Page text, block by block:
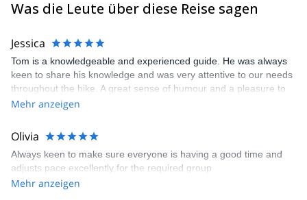
Was die Leute über diese Reise sagen
Jessica
Tom is a knowledgeable and experienced guide. He was always
keen to share his knowledge and was very attentive to our needs
throughout the hike. A great sense of humour and a pleasure to
be with, we laughed with &amp; at him throughout!
Mehr anzeigen
Olivia
Always keen to make sure everyone is having a good time and
adjusts pace excellently for the required group
Mehr anzeigen